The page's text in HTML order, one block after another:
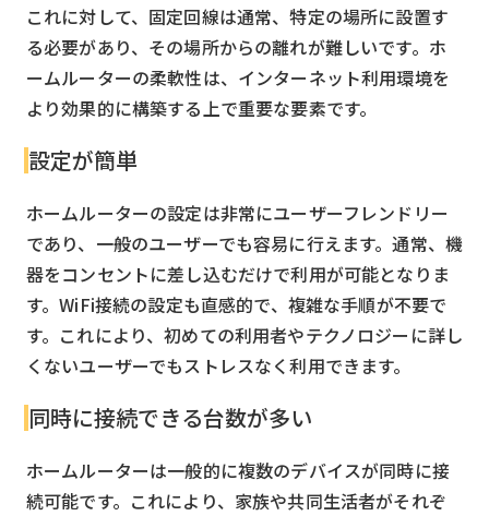
これに対して、固定回線は通常、特定の場所に設置す
る必要があり、その場所からの離れが難しいです。ホ
ームルーターの柔軟性は、インターネット利用環境を
より効果的に構築する上で重要な要素です。
設定が簡単
ホームルーターの設定は非常にユーザーフレンドリー
であり、一般のユーザーでも容易に行えます。通常、機
器をコンセントに差し込むだけで利用が可能となりま
す。WiFi接続の設定も直感的で、複雑な手順が不要で
す。これにより、初めての利用者やテクノロジーに詳し
くないユーザーでもストレスなく利用できます。
同時に接続できる台数が多い
ホームルーターは一般的に複数のデバイスが同時に接
続可能です。これにより、家族や共同生活者がそれぞ